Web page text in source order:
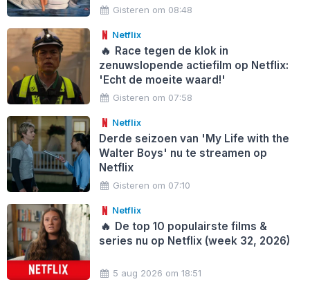
Gisteren om 08:48
Netflix
🔥 Race tegen de klok in
zenuwslopende actiefilm op Netflix:
'Echt de moeite waard!'
Gisteren om 07:58
Netflix
Derde seizoen van 'My Life with the
Walter Boys' nu te streamen op
Netflix
Gisteren om 07:10
Netflix
🔥 De top 10 populairste films &
series nu op Netflix (week 32, 2026)
5 aug 2026 om 18:51